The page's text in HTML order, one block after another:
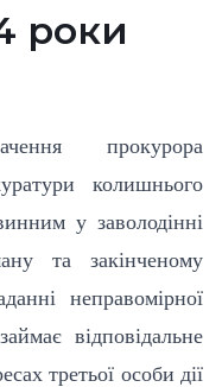
роки
прокурора
колишнього
у заволодінні
та закінченому
неправомірної
відповідальне
третьої особи дії